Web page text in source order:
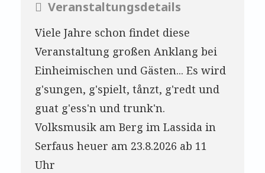
Veranstaltungsdetails
Viele Jahre schon findet diese
Veranstaltung großen Anklang bei
Einheimischen und Gästen... Es wird
g'sungen, g'spielt, tånzt, g'redt und
guat g'ess'n und trunk'n.
Volksmusik am Berg im Lassida in
Serfaus heuer am 23.8.2026 ab 11
Uhr